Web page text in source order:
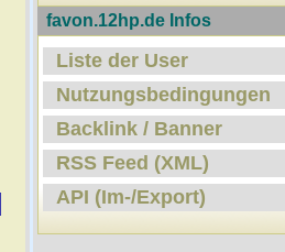
favon.12hp.de Infos
Liste der User
Nutzungsbedingungen
Backlink / Banner
RSS Feed (XML)
API (Im-/Export)